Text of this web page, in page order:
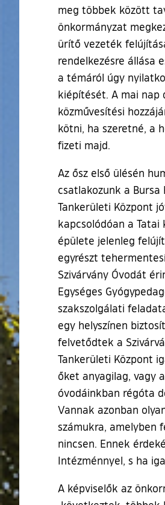
meg többek között
önkormányzat
ürítő vezeték
rendelkezésre állása
a témáról úgy
kiépítését. A mai nap
közművesítési
kötni, ha szeretné, a
fizeti majd.
Az ősz első ülésén
csatlakozunk a
Tankerületi Központ
kapcsolódóan a Tatai
épülete jelenleg
egyrészt
Szivárvány Óvodát
Egységes
szakszolgálati
egy helyszínen
felvetődtek a
Tankerületi Központ
őket anyagilag, vagy
óvodáinkban régóta
Vannak azonban
számukra, amelyben
nincsen. Ennek
Intézménnyel, s ha
A képviselők az